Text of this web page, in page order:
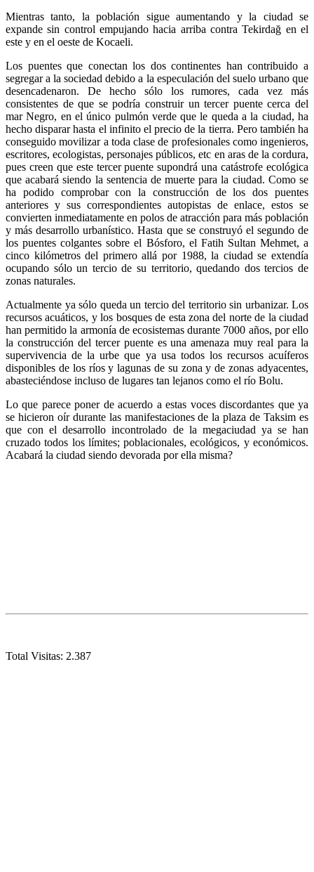
Mientras tanto, la población sigue aumentando y la ciudad se
expande sin control empujando hacia arriba contra Tekirdağ en el
este y en el oeste de Kocaeli.
Los puentes que conectan los dos continentes han contribuido a
segregar a la sociedad debido a la especulación del suelo urbano que
desencadenaron. De hecho sólo los rumores, cada vez más
consistentes de que se podría construir un tercer puente cerca del
mar Negro, en el único pulmón verde que le queda a la ciudad, ha
hecho disparar hasta el infinito el precio de la tierra. Pero también ha
conseguido movilizar a toda clase de profesionales como ingenieros,
escritores, ecologistas, personajes públicos, etc en aras de la cordura,
pues creen que este tercer puente supondrá una catástrofe ecológica
que acabará siendo la sentencia de muerte para la ciudad. Como se
ha podido comprobar con la construcción de los dos puentes
anteriores y sus correspondientes autopistas de enlace, estos se
convierten inmediatamente en polos de atracción para más población
y más desarrollo urbanístico. Hasta que se construyó el segundo de
los puentes colgantes sobre el Bósforo, el Fatih Sultan Mehmet, a
cinco kilómetros del primero allá por 1988, la ciudad se extendía
ocupando sólo un tercio de su territorio, quedando dos tercios de
zonas naturales.
Actualmente ya sólo queda un tercio del territorio sin urbanizar. Los
recursos acuáticos, y los bosques de esta zona del norte de la ciudad
han permitido la armonía de ecosistemas durante 7000 años, por ello
la construcción del tercer puente es una amenaza muy real para la
supervivencia de la urbe que ya usa todos los recursos acuíferos
disponibles de los ríos y lagunas de su zona y de zonas adyacentes,
abasteciéndose incluso de lugares tan lejanos como el río Bolu.
Lo que parece poner de acuerdo a estas voces discordantes que ya
se hicieron oír durante las manifestaciones de la plaza de Taksim es
que con el desarrollo incontrolado de la megaciudad ya se han
cruzado todos los límites; poblacionales, ecológicos, y económicos.
Acabará la ciudad siendo devorada por ella misma?
Total Visitas: 2.387